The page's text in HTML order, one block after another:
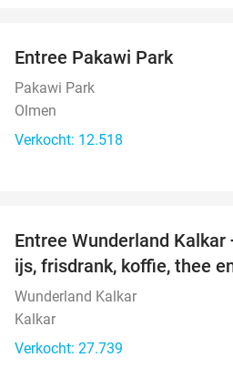
Entree Pakawi Park
Pakawi Park
Olmen
Verkocht: 12.518
Entree Wunderland
ijs, frisdrank, koffie, thee
Wunderland Kalkar
Kalkar
Verkocht: 27.739